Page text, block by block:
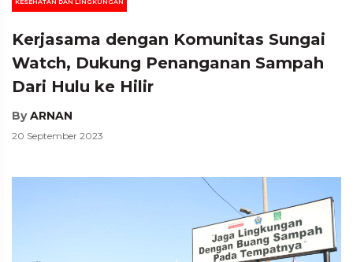
KESEHATAN DAN LINGKUNGAN
Kerjasama dengan Komunitas Sungai
Watch, Dukung Penanganan Sampah
Dari Hulu ke Hilir
ByARNAN
20 September 2023